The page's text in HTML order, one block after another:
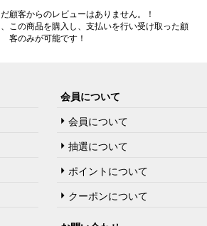
顧客からのレビューはありません。！
この商品を購入し、支払いを行い受け取った顧
客のみが可能です！
会員について
会員について
抽選について
ポイントについて
クーポンについて